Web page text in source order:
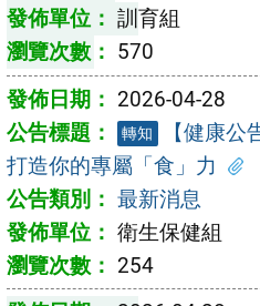
訓育組
570
2026-04-28
轉知
【健康公
打造你的專屬「食」力
最新消息
衛生保健組
254